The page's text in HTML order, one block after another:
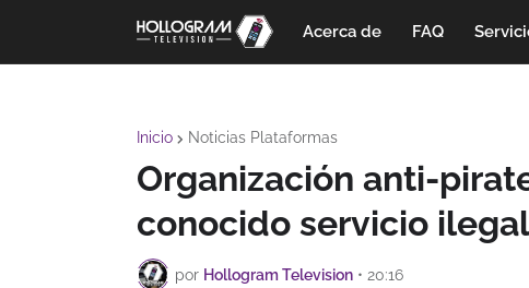
Acerca de FAQ
Inicio Noticias Plataformas
Organización anti-
conocido servicio
por Hollogram Television • 20:16